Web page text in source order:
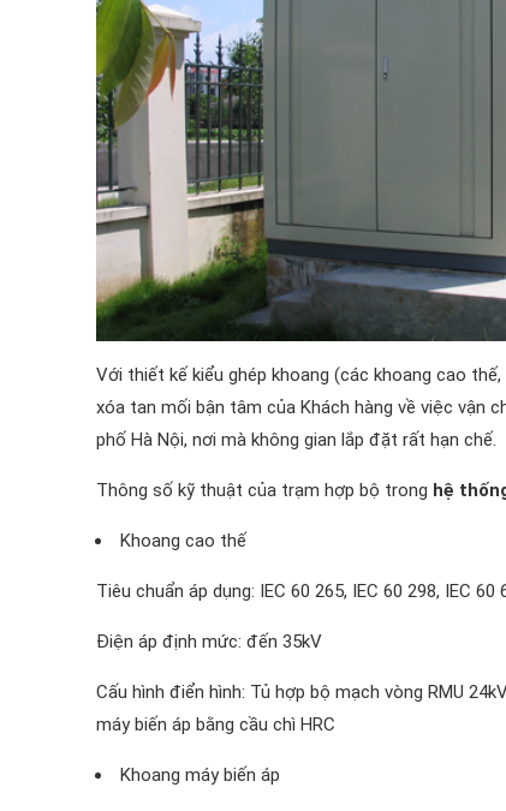
Với thiết kế kiểu ghép khoang (các khoang cao
xóa tan mối bận tâm của Khách hàng về việc vận
phố Hà Nội, nơi mà không gian lắp đặt rất hạn chế.
Thông số kỹ thuật của trạm hợp bộ trong hệ
Khoang cao thế
Tiêu chuẩn áp dụng: IEC 60 265, IEC 60 298, IEC 60
Điện áp định mức: đến 35kV
Cấu hình điển hình: Tủ hợp bộ mạch vòng RMU
máy biến áp bằng cầu chì HRC
Khoang máy biến áp